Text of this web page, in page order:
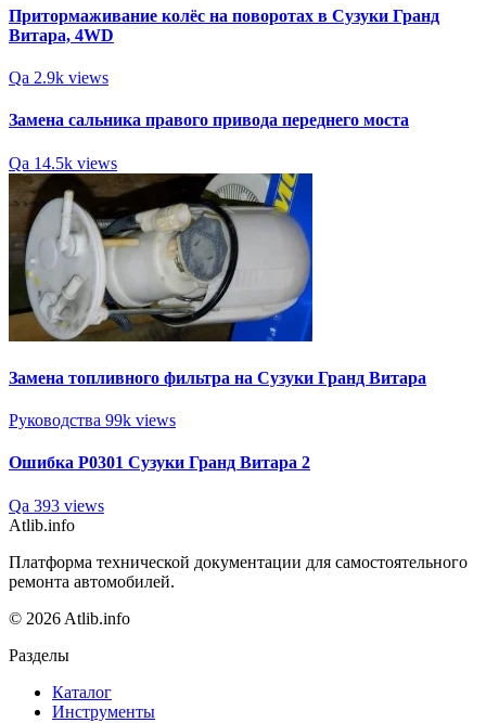
Притормаживание колёс на поворотах в Сузуки Гранд
Витара, 4WD
Qa 2.9k views
Замена сальника правого привода переднего моста
Qa 14.5k views
Замена топливного фильтра на Сузуки Гранд Витара
Руководства 99k views
Ошибка Р0301 Сузуки Гранд Витара 2
Qa 393 views
Atlib.info
Платформа технической документации для самостоятельного
ремонта автомобилей.
© 2026 Atlib.info
Разделы
Каталог
Инструменты